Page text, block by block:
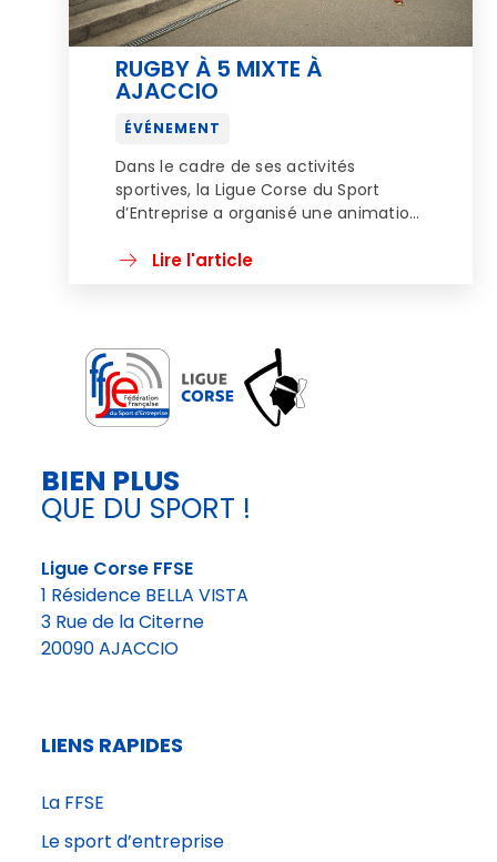
RUGBY À 5 MIXTE À
AJACCIO
ÉVÉNEMENT
Dans le cadre de ses activités
sportives, la Ligue Corse du Sport
d’Entreprise a organisé une animation
février 2024 à Ajaccio. En parfait
du Sport d’Entreprise a réuni sur […]
Lire l'article
BIEN PLUS
QUE DU SPORT !
Ligue Corse FFSE
1 Résidence BELLA VISTA
3 Rue de la Citerne
20090 AJACCIO
LIENS RAPIDES
La FFSE
Le sport d’entreprise